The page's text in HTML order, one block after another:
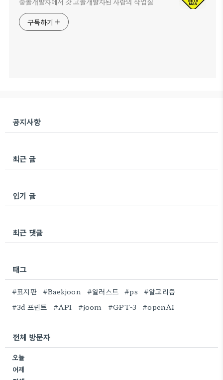
구독하기
공지사항
최근 글
인기 글
최근 댓글
태그
#표지판 #Baekjoon #일러스트 #ps
#알고리즘
#3d 프린트
#API #joom #GPT-3 #openAI
전체 방문자
오늘
어제